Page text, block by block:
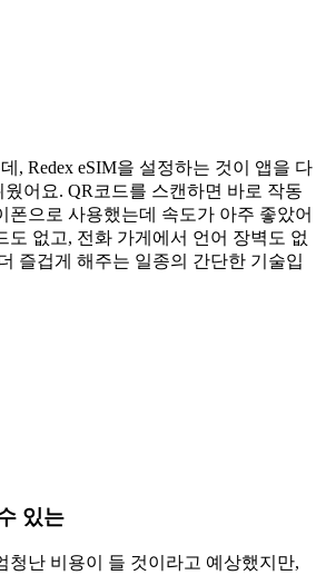
, Redex eSIM을 설정하는 것이 앱을 다
어요. QR코드를 스캔하면 바로 작동
폰으로 사용했는데 속도가 아주 좋았어
도 없고, 전화 가게에서 언어 장벽도 없
즐겁게 해주는 일종의 간단한 기술입
있는
청난 비용이 들 것이라고 예상했지만,